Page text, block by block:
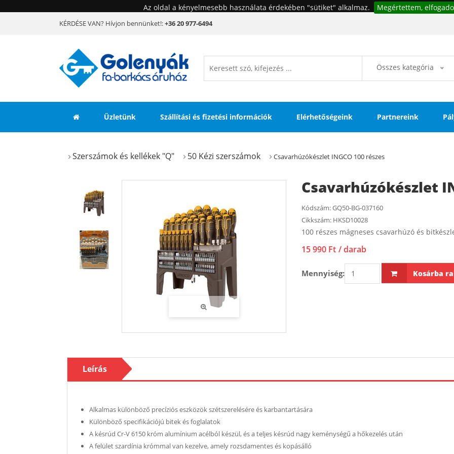
Az oldal a kényelmesebb használata érdekében "sütiket" alkalmaz. Megértettem,
KÉRDÉSE VAN? Hívjon bennünket!:+36 20 977-6494
Összes kategória
Üzletünk Szállítási és fizetési információk Elérhetőségeink Partnereink
Szerszámok és kellékek "Q" 50 Kézi szerszámok Csavarhúzókészlet INGCO 100 részes
Csavarhúzókészlet
Kódszám:GQ50-BG-037160
Cikkszám: HKSD10028
100 részes mágneses csavarhúzó és
15 990 Ft / darab
Mennyiség: Kosárba
Leírás
Alkalmas különböző precíziós eszközök szétszerelésére és karbantartására
Különböző specifikációjú bitek és foglalatok
A késrúd Cr-V 6150 króm alumínium acélból készül, és a teljes késrúd nagy keménységű a hőkezelés után
A felület szardínia krómmal van kezelve, amely rozsdamentes és kopásálló